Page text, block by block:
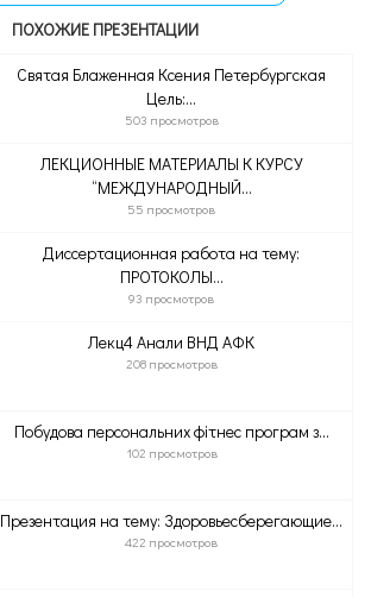
ПОХОЖИЕ ПРЕЗЕНТАЦИИ
Святая Блаженная Ксения Петербургская
Цель:...
503 просмотров
ЛЕКЦИОННЫЕ МАТЕРИАЛЫ К КУРСУ
“МЕЖДУНАРОДНЫЙ...
55 просмотров
Диссертационная работа на тему:
ПРОТОКОЛЫ...
93 просмотров
Лекц4 Анали ВНД АФК
208 просмотров
Побудова персональних фітнес програм з...
102 просмотров
Презентация на тему: Здоровьесберегающие...
422 просмотров